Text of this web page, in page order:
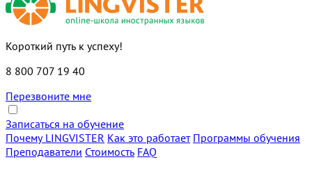
Короткий путь к успеху!
8 800 707 19 40
Перезвоните мне
Записаться на обучение
Почему LINGVISTER Как это работает Программы обучения
Преподаватели Стоимость FAQ